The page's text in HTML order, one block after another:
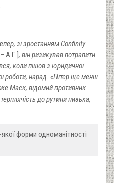
зі зростанням Confinity
–А.Г.], він ризикував потрапити
коли пішов з юридичної
роботи, нарад. «Пітер ще менш
Маск, відомий противник
до рутини низька,
форми одноманітності